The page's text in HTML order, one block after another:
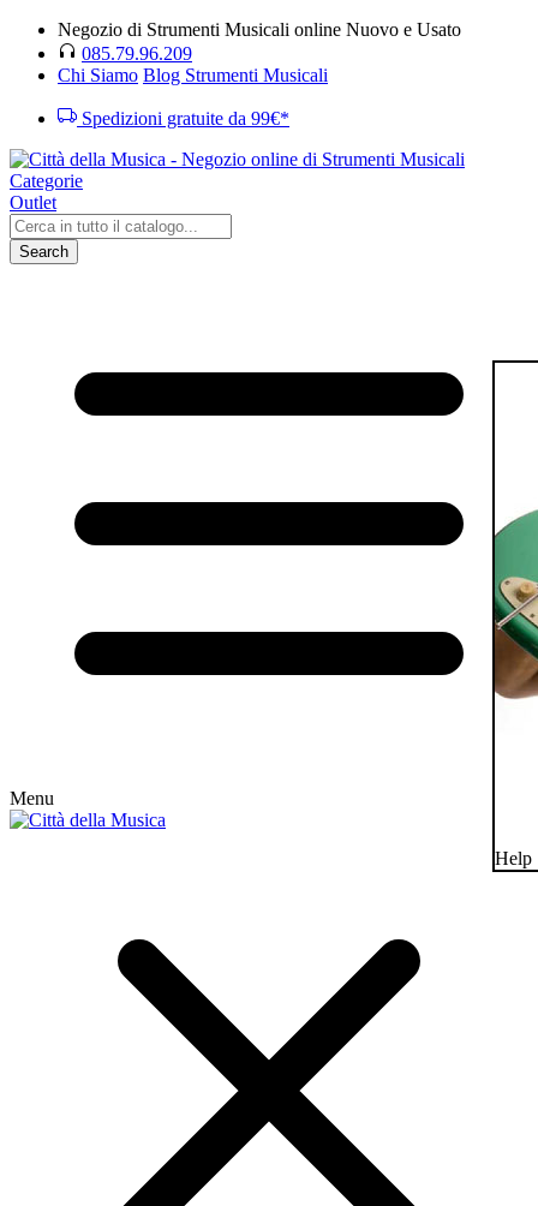
Negozio di Strumenti Musicali online Nuovo e Usato
085.79.96.209
Chi Siamo Blog Strumenti Musicali
Spedizioni gratuite da 99€*
Categorie
Outlet
Search
Menu
Help